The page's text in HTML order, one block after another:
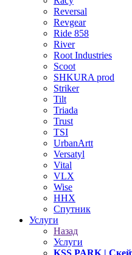
Reversal
Revgear
Ride 858
River
Root Industries
Scoot
SHKURA рrоd
Striker
Tilt
Triada
Trust
TSI
UrbanArtt
Versatyl
Vital
VLX
Wise
ННХ
Спутник
Услуги
Назад
Услуги
KSS PARK |